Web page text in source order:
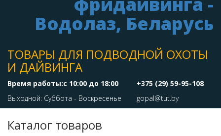
ТОВАРЫ ДЛЯ ПОДВОДНОЙ ОХОТЫ
И ДАЙВИНГА
Время работы:с 10:00 до 18:00
Выходной: Суббота - Воскресенье
+375 (29) 59-95-108
gopal@tut.by
Каталог товаров